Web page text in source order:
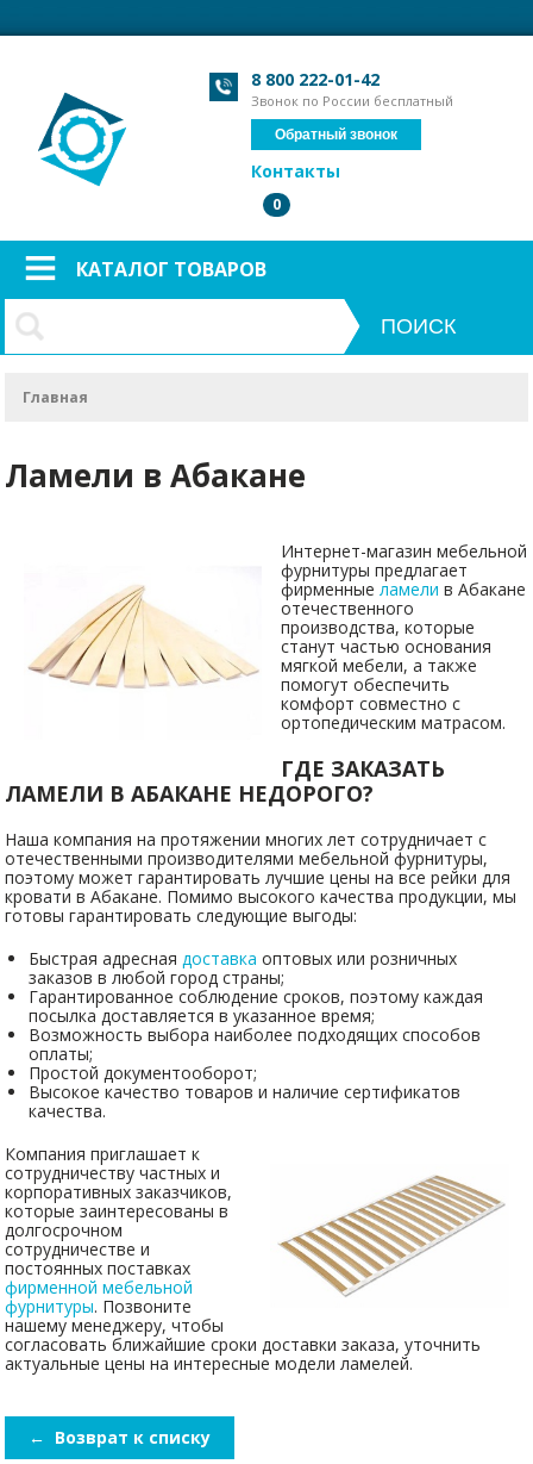
8 800 222-01-42
Звонок по России бесплатный
Обратный звонок
Контакты
0
КАТАЛОГ ТОВАРОВ
Главная
Ламели в Абакане
Интернет-магазин мебельной
фурнитуры предлагает
фирменныеламели в Абакане
отечественного
производства, которые
станут частью основания
мягкой мебели, а также
помогут обеспечить
комфорт совместно с
ортопедическим матрасом.
ГДЕ ЗАКАЗАТЬ
ЛАМЕЛИ В АБАКАНЕ НЕДОРОГО?
Наша компания на протяжении многих лет сотрудничает с
отечественными производителями мебельной фурнитуры,
поэтому может гарантировать лучшие цены на все рейки для
кровати в Абакане. Помимо высокого качества продукции, мы
готовы гарантировать следующие выгоды:
Быстрая адреснаядоставка оптовых или розничных
заказов в любой город страны;
Гарантированное соблюдение сроков, поэтому каждая
посылка доставляется в указанное время;
Возможность выбора наиболее подходящих способов
оплаты;
Простой документооборот;
Высокое качество товаров и наличие сертификатов
качества.
Компания приглашает к
сотрудничеству частных и
корпоративных заказчиков,
которые заинтересованы в
долгосрочном
сотрудничестве и
постоянных поставках
фирменной мебельной
фурнитуры. Позвоните
нашему менеджеру, чтобы
согласовать ближайшие сроки доставки заказа, уточнить
актуальные цены на интересные модели ламелей.
← Возврат к списку